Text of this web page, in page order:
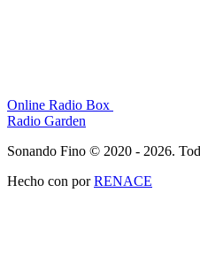
Online Radio Box
Radio Garden
Sonando Fino © 2020 - 2026.
Hecho con porRENACE